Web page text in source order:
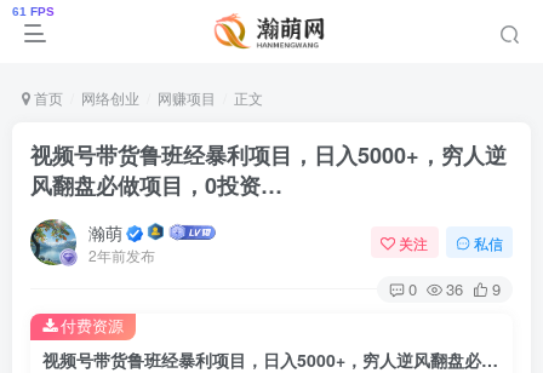
首页 网络创业 网赚项目 正文
视频号带货鲁班经暴利项目，日入5000+，穷人逆
风翻盘必做项目，0投资…
瀚萌
2年前发布
关注 私信
0 36 9
视频号带货鲁班经暴利项目，日入5000+，穷人逆风翻盘必做项目，0投资…
付费资源